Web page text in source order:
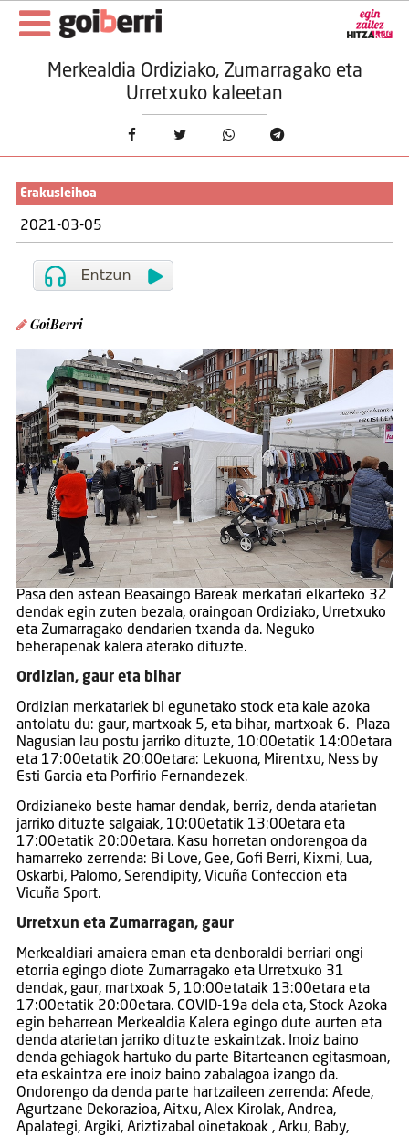
Merkealdia Ordiziako, Zumarragako eta
Urretxuko kaleetan
Erakusleihoa
2021-03-05
GoiBerri
Pasa den astean Beasaingo Bareak merkatari elkarteko 32
dendak egin zuten bezala, oraingoan Ordiziako, Urretxuko
eta Zumarragako dendarien txanda da. Neguko
beherapenak kalera aterako dituzte.
Ordizian, gaur eta bihar
Ordizian merkatariek bi egunetako stock eta kale azoka
antolatu du: gaur, martxoak 5, eta bihar, martxoak 6. Plaza
Nagusian lau postu jarriko dituzte, 10:00etatik 14:00etara
eta 17:00etatik 20:00etara: Lekuona, Mirentxu, Ness by
Esti Garcia eta Porfirio Fernandezek.
Ordizianeko beste hamar dendak, berriz, denda atarietan
jarriko dituzte salgaiak, 10:00etatik 13:00etara eta
17:00etatik 20:00etara. Kasu horretan ondorengoa da
hamarreko zerrenda: Bi Love, Gee, Gofi Berri, Kixmi, Lua,
Oskarbi, Palomo, Serendipity, Vicuña Confeccion eta
Vicuña Sport.
Urretxun eta Zumarragan, gaur
Merkealdiari amaiera eman eta denboraldi berriari ongi
etorria egingo diote Zumarragako eta Urretxuko 31
dendak, gaur, martxoak 5, 10:00etataik 13:00etara eta
17:00etatik 20:00etara. COVID-19a dela eta, Stock Azoka
egin beharrean Merkealdia Kalera egingo dute aurten eta
denda atarietan jarriko dituzte eskaintzak. Inoiz baino
denda gehiagok hartuko du parte Bitarteanen egitasmoan,
eta eskaintza ere inoiz baino zabalagoa izango da.
Ondorengo da denda parte hartzaileen zerrenda: Afede,
Agurtzane Dekorazioa, Aitxu, Alex Kirolak, Andrea,
Apalategi, Argiki, Ariztizabal oinetakoak , Arku, Baby,